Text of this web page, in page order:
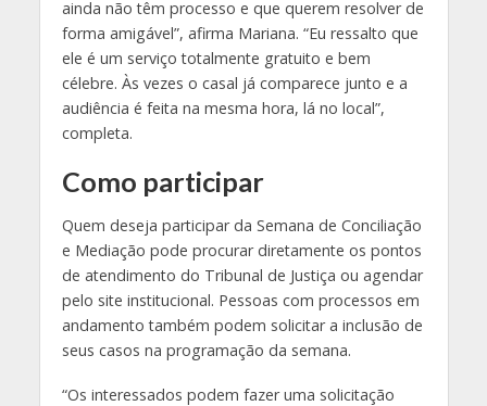
ainda não têm processo e que querem resolver de
forma amigável”, afirma Mariana. “Eu ressalto que
ele é um serviço totalmente gratuito e bem
célebre. Às vezes o casal já comparece junto e a
audiência é feita na mesma hora, lá no local”,
completa.
Como participar
Quem deseja participar da Semana de Conciliação
e Mediação pode procurar diretamente os pontos
de atendimento do Tribunal de Justiça ou agendar
pelo site institucional. Pessoas com processos em
andamento também podem solicitar a inclusão de
seus casos na programação da semana.
“Os interessados podem fazer uma solicitação